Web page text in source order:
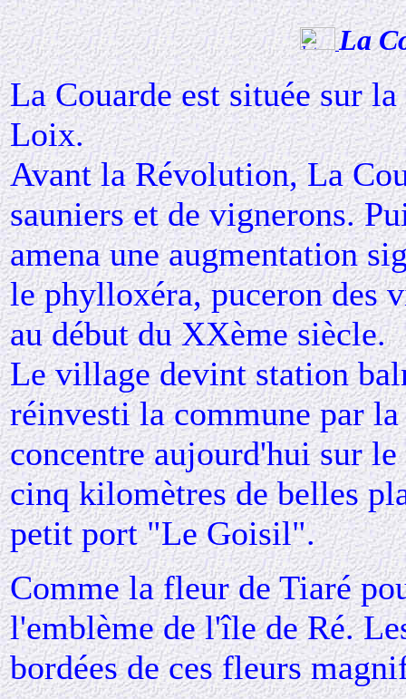
La
La Couarde est située sur
Loix.
Avant la Révolution, La
sauniers et de vignerons.
amena une augmentation
le phylloxéra, puceron des
au début du XXème siècle.
Le village devint station
réinvesti la commune par
concentre aujourd'hui sur
cinq kilomètres de belles
petit port "Le Goisil".
Comme la fleur de Tiaré
l'emblème de l'île de Ré.
bordées de ces fleurs